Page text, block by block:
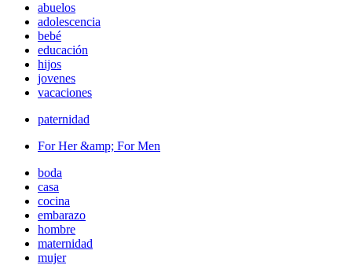
abuelos
adolescencia
bebé
educación
hijos
jovenes
vacaciones
paternidad
For Her &amp; For Men
boda
casa
cocina
embarazo
hombre
maternidad
mujer